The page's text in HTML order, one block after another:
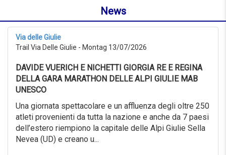
Suche
Sport
ab
07/07/2026
07/08/2026
Erweiterte
Suche
Sport
News
Via delle Giulie
Trail Via Delle Giulie - Montag 13/07/2026
DAVIDE VUERICH E NICHETTI GIORGIA RE E REGINA
DELLA GARA MARATHON DELLE ALPI GIULIE MAB
UNESCO
Una giornata spettacolare e un affluenza degli oltre 250
atleti provenienti da tutta la nazione e anche da 7 paesi
dell’estero riempiono la capitale delle Alpi Giulie Sella
Nevea (UD) e creano u...